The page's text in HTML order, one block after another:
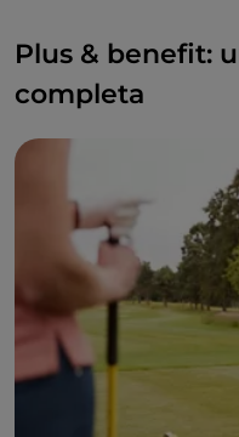
Plus & benefit:
completa